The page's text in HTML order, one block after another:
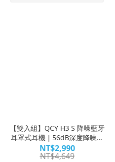
【雙入組】QCY H3 S 降噪藍牙
耳罩式耳機｜56dB深度降噪・
Hi-Res音質｜WitsPer智選家
NT$2,990
NT$4,649